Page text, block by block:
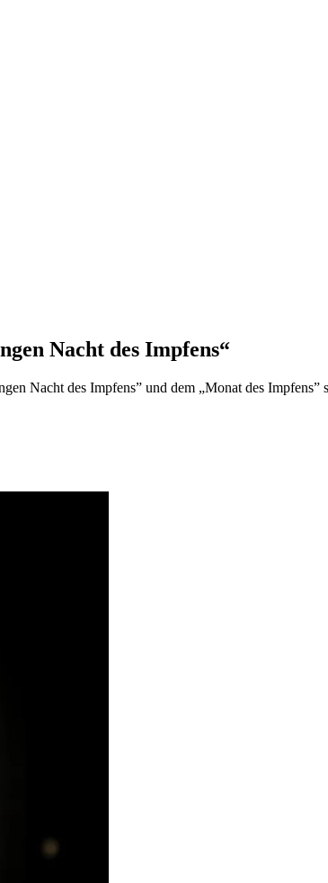
Nacht des Impfens“
Nacht des Impfens” und dem „Monat des Impfens”